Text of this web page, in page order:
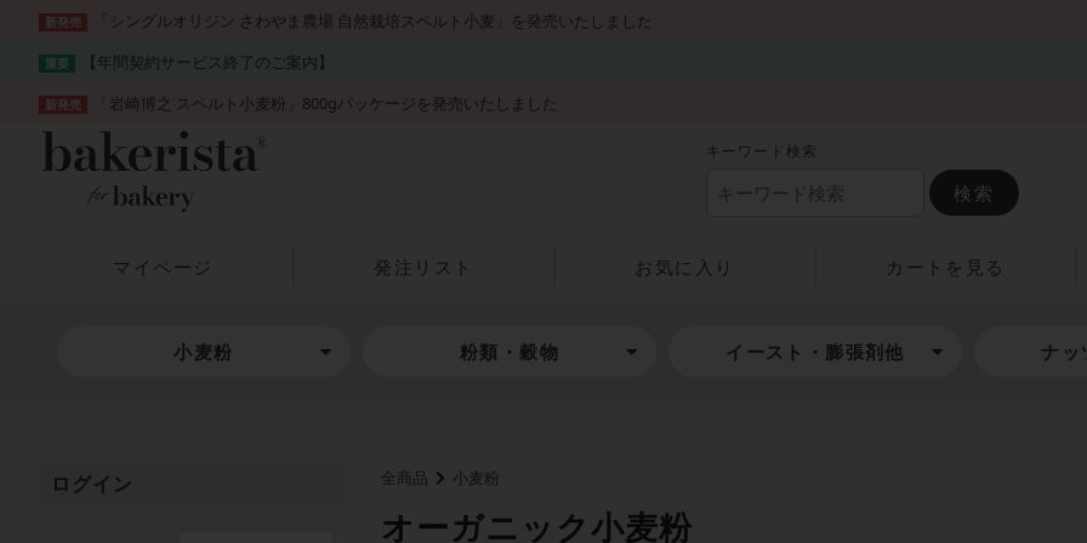
新発売 「シングルオリジン さわやま農場 自然栽培スペルト小麦」を発売いたしました
重要 【年間契約サービス終了のご案内】
新発売 「岩崎博之 スペルト小麦粉」800gパッケージを発売いたしました
キーワード検索
検索
マイページ 発注リスト お気に入り カートを見る
小麦粉 粉類・穀物 イースト・膨張剤他 ナッ
全商品 小麦粉
オーガニック小麦粉
ログイン